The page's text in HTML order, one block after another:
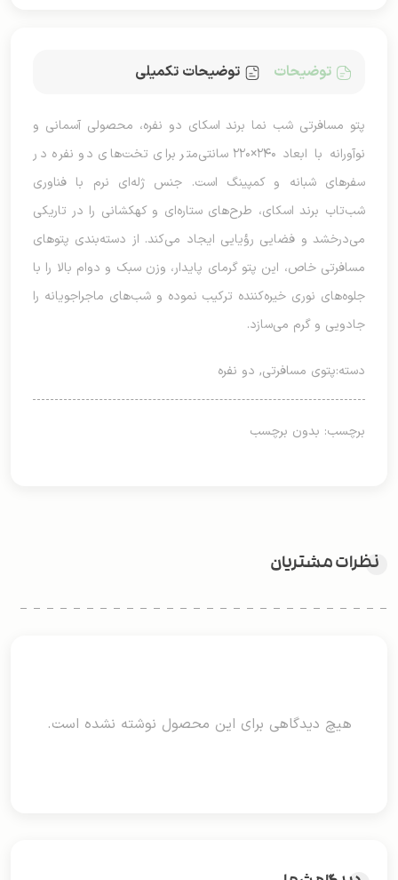
توضیحات توضیحات تکمیلی
پتو مسافرتی شب نما برند اسکای دو نفره، محصولی آسمانی و
نوآورانه با ابعاد ۲۴۰×۲۲۰ سانتی‌متر برای تخت‌های دو نفره در
سفرهای شبانه و کمپینگ است. جنس ژله‌ای نرم با فناوری
شب‌تاب برند اسکای، طرح‌های ستاره‌ای و کهکشانی را در تاریکی
می‌درخشد و فضایی رؤیایی ایجاد می‌کند. از دسته‌بندی پتوهای
مسافرتی خاص، این پتو گرمای پایدار، وزن سبک و دوام بالا را با
جلوه‌های نوری خیره‌کننده ترکیب نموده و شب‌های ماجراجویانه را
جادویی و گرم می‌سازد.
دسته:پتوی مسافرتی, دو نفره
برچسب: بدون برچسب
نظرات مشتریان
هیچ دیدگاهی برای این محصول نوشته نشده است.